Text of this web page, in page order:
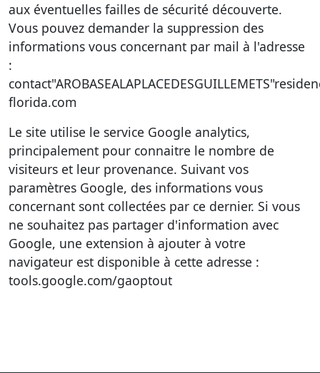
aux éventuelles failles de sécurité découverte.
Vous pouvez demander la suppression des
informations vous concernant par mail à l'adresse
:
florida.com
Le site utilise le service Google analytics,
principalement pour connaitre le nombre de
visiteurs et leur provenance. Suivant vos
paramètres Google, des informations vous
concernant sont collectées par ce dernier. Si vous
ne souhaitez pas partager d'information avec
Google, une extension à ajouter à votre
navigateur est disponible à cette adresse :
tools.google.com/gaoptout